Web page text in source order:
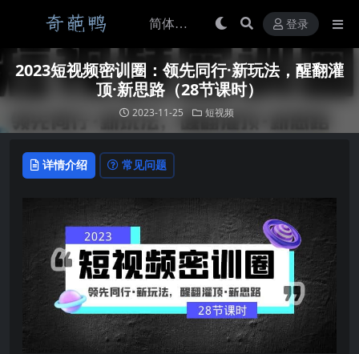
登录
2023短视频密训圈：领先同行·新玩法，醒翻灌
顶·新思路（28节课时）
2023-11-25 短视频
详情介绍 常见问题